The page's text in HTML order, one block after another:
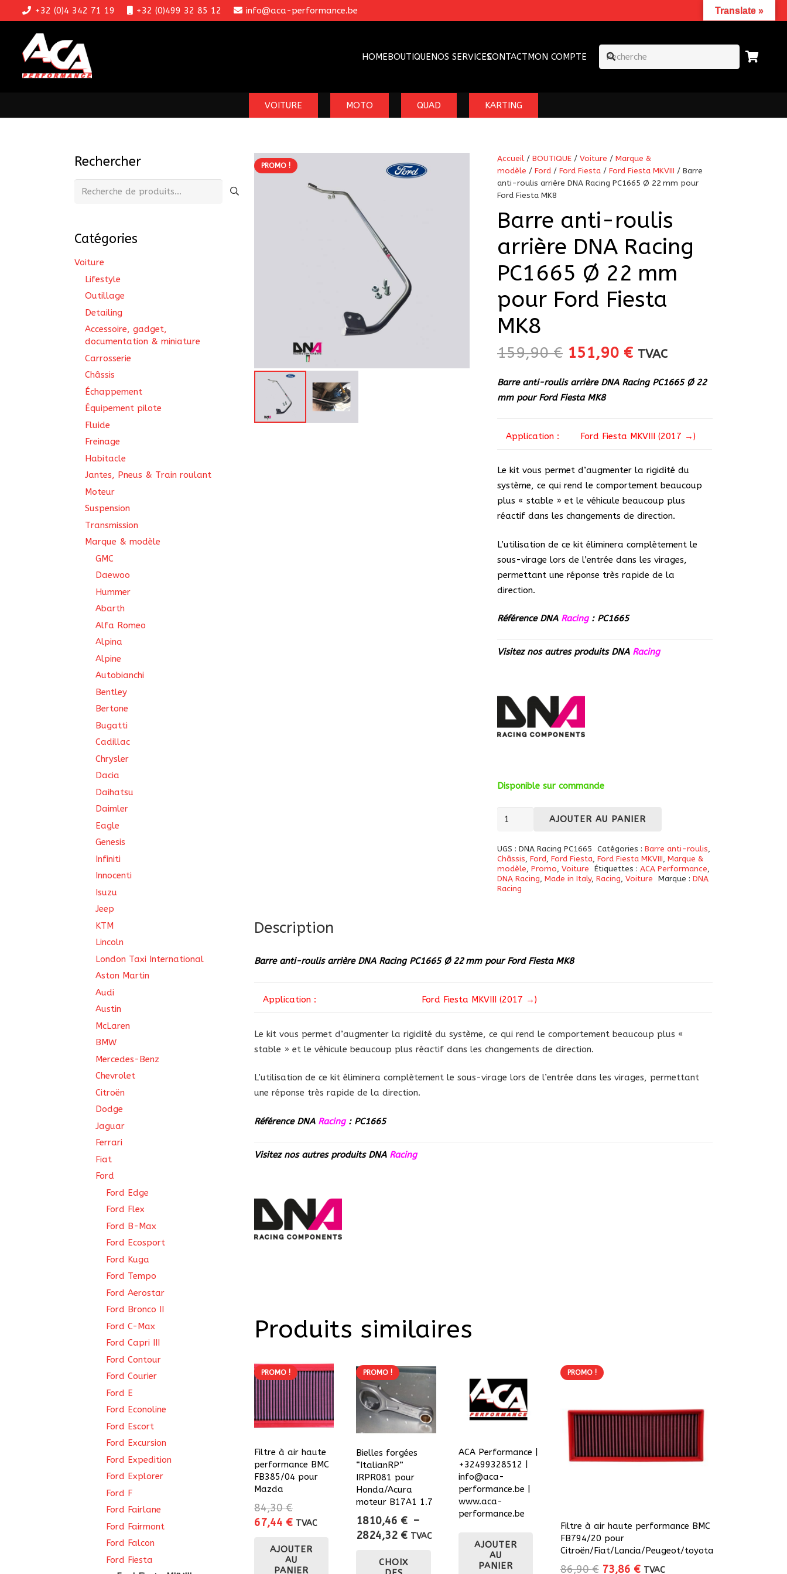
+32 (0)4 342 71 19 +32 (0)499 32 85 12 info@aca-performance.be
HOMEBOUTIQUENOS SERVICESCONTACTMON COMPTE
VOITURE MOTO QUAD KARTING
PROMO !
Accueil/BOUTIQUE /Voiture /Marque &
modèle /Ford /Ford Fiesta /Ford Fiesta MKVIII / Barre
anti-roulis arrière DNA Racing PC1665 Ø 22 mm pour
Ford Fiesta MK8
Barre anti-roulis
arrière DNA Racing
PC1665 Ø 22 mm
pour Ford Fiesta
MK8
159,90€ Le
initial
était :
151,90 €Le
actuel
TVAC
Barre anti-roulis arrière DNA Racing PC1665 Ø 22
mm pour Ford Fiesta MK8
Application : Ford Fiesta MKVIII (2017 →)
Le kit vous permet d’augmenter la rigidité du
système, ce qui rend le comportement beaucoup
plus « stable » et le véhicule beaucoup plus
réactif dans les changements de direction.
L’utilisation de ce kit éliminera complètement le
sous-virage lors de l’entrée dans les virages,
permettant une réponse très rapide de la
direction.
Référence DNA Racing: PC1665
Visitez nos autres produits DNA Racing
Disponible sur commande
quantité
Barre
anti-
roulis
arrière
22
pour
MK8
AJOUTER AU PANIER
UGS :DNA Racing PC1665 Catégories : Barre anti-roulis,
Châssis,Ford,Ford Fiesta,Ford Fiesta MKVIII,Marque &
modèle,Promo,Voiture Étiquettes : ACA Performance,
DNA Racing,Made in Italy,Racing,Voiture Marque : DNA
Racing
Description
Barre anti-roulis arrière DNA Racing PC1665 Ø 22 mm pour Ford Fiesta MK8
Application : Ford Fiesta MKVIII (2017 →)
Le kit vous permet d’augmenter la rigidité du système, ce qui rend le comportement beaucoup plus «
stable » et le véhicule beaucoup plus réactif dans les changements de direction.
L’utilisation de ce kit éliminera complètement le sous-virage lors de l’entrée dans les virages, permettant
une réponse très rapide de la direction.
Référence DNA Racing:PC1665
Visitez nos autres produits DNARacing
Produits similaires
PROMO !
Filtre à air haute
performance BMC
FB385/04 pour
Mazda
84,30€
Le
initial
était :
67,44 €Le
actuel
est :
TVAC
AJOUTER
AU
PANIER
PROMO !
Bielles forgées
“ItalianRP”
IRPR081 pour
Honda/Acura
moteur B17A1 1.7
1810,46 € –
2824,32 €Plage
prix :
TVAC
CHOIX
ACA Performance |
+32499328512 |
info@aca-
performance.be |
www.aca-
performance.be
AJOUTER
AU
PANIER
PROMO !
Filtre à air haute performance BMC
FB794/20 pour
Citroën/Fiat/Lancia/Peugeot/toyota
86,90€ Le
73,86 €Le
TVAC
Rechercher
Recherche
Catégories
Voiture
Lifestyle
Outillage
Detailing
Accessoire, gadget,
documentation & miniature
Carrosserie
Châssis
Échappement
Équipement pilote
Fluide
Freinage
Habitacle
Jantes, Pneus & Train roulant
Moteur
Suspension
Transmission
Marque & modèle
GMC
Daewoo
Hummer
Abarth
Alfa Romeo
Alpina
Alpine
Autobianchi
Bentley
Bertone
Bugatti
Cadillac
Chrysler
Dacia
Daihatsu
Daimler
Eagle
Genesis
Infiniti
Innocenti
Isuzu
Jeep
KTM
Lincoln
London Taxi International
Aston Martin
Audi
Austin
McLaren
BMW
Mercedes-Benz
Chevrolet
Citroën
Dodge
Jaguar
Ferrari
Fiat
Ford
Ford Edge
Ford Flex
Ford B-Max
Ford Ecosport
Ford Kuga
Ford Tempo
Ford Aerostar
Ford Bronco II
Ford C-Max
Ford Capri III
Ford Contour
Ford Courier
Ford E
Ford Econoline
Ford Escort
Ford Excursion
Ford Expedition
Ford Explorer
Ford F
Ford Fairlane
Ford Fairmont
Ford Falcon
Ford Fiesta
Translate »